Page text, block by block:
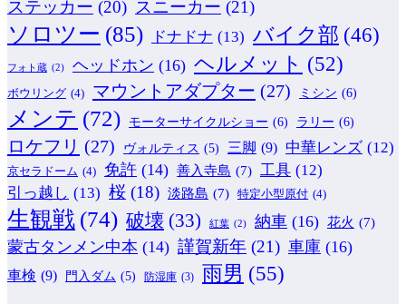
ステッカー (20) スニーカー (21)
ソロツー (85) ドナドナ (13) バイク部 (46)
フォト蔵 (2) ヘッドホン (16) ヘルメット (52)
ボウリング (4) マウントアダプター (27) ミシン (6)
メンテ (72) モーターサイクルショー (6) ラリー (6)
ロケフリ (27) ヴォルティス (5) 三脚 (9) 中華レンズ (12)
京セラドーム (4) 免許 (14) 善入寺島 (7) 工具 (12)
引っ越し (13) 桜 (18) 淡路島 (7) 特定小型原付 (4)
生観戦 (74) 破壊 (33) 紅葉 (2) 納車 (16) 花火 (7)
蒙古タンメン中本 (14) 謹賀新年 (21) 車庫 (16)
車検 (9) 門入ダム (5) 防湿庫 (3) 雨男 (55)